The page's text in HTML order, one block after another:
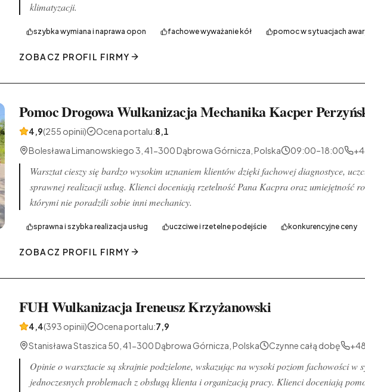
klimatyzacji.
szybka wymiana i naprawa opon fachowe wyważanie kół pomoc w sytuacjach
ZOBACZ PROFIL FIRMY
Pomoc Drogowa Wulkanizacja Mechanika Kacper
4,9(255 opinii) Ocena portalu:8,1
Bolesława Limanowskiego 3, 41-300 Dąbrowa Górnicza, Polska
09:00–18:00
Warsztat cieszy się bardzo wysokim uznaniem klientów dzięki fachowej diagnostyce,
sprawnej realizacji usług. Klienci doceniają rzetelność Pana Kacpra oraz umiejętność
którymi nie poradzili sobie inni mechanicy.
sprawna i szybka realizacja usług uczciwe i rzetelne podejście konkurencyjne ceny
ZOBACZ PROFIL FIRMY
FUH Wulkanizacja Ireneusz Krzyżanowski
4,4(393 opinii) Ocena portalu:7,9
Stanisława Staszica 50, 41-300 Dąbrowa Górnicza, Polska
Czynne całą dobę
Opinie o warsztacie są skrajnie podzielone, wskazując na wysoki poziom fachowości w
jednoczesnych problemach z obsługą klienta i organizacją pracy. Klienci doceniają